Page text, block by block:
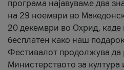
програма најавуваме два
на 29 ноември во
20 декември во Охрид, каде
бесплатен како наш
Фестивалот продолжува да
Министерството за култура